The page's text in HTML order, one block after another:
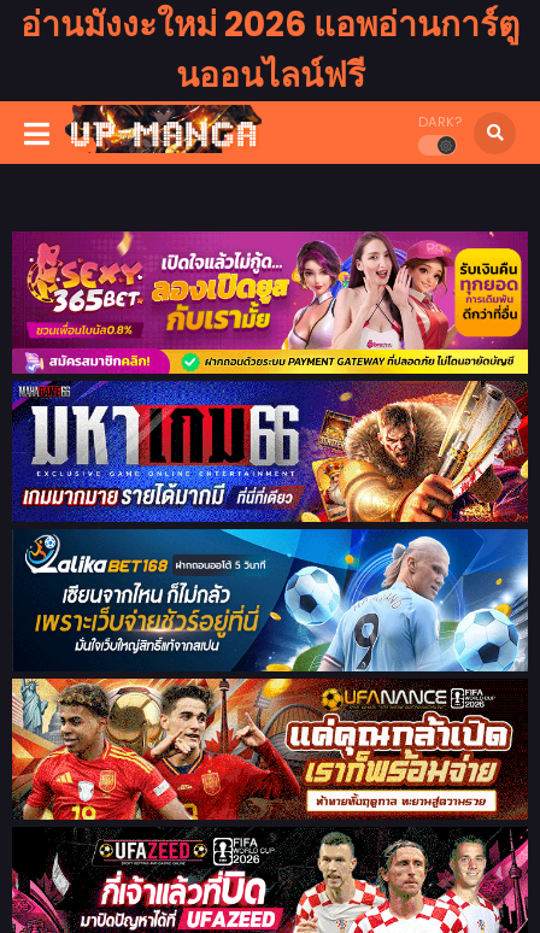
อ่านมังงะใหม่ 2026 แอพอ่านการ์ตู
นออนไลน์ฟรี
DARK?